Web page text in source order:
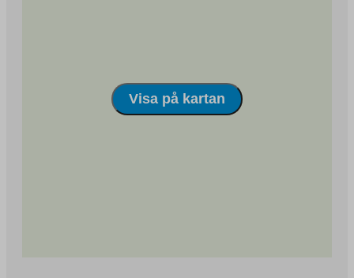
Visa på kartan